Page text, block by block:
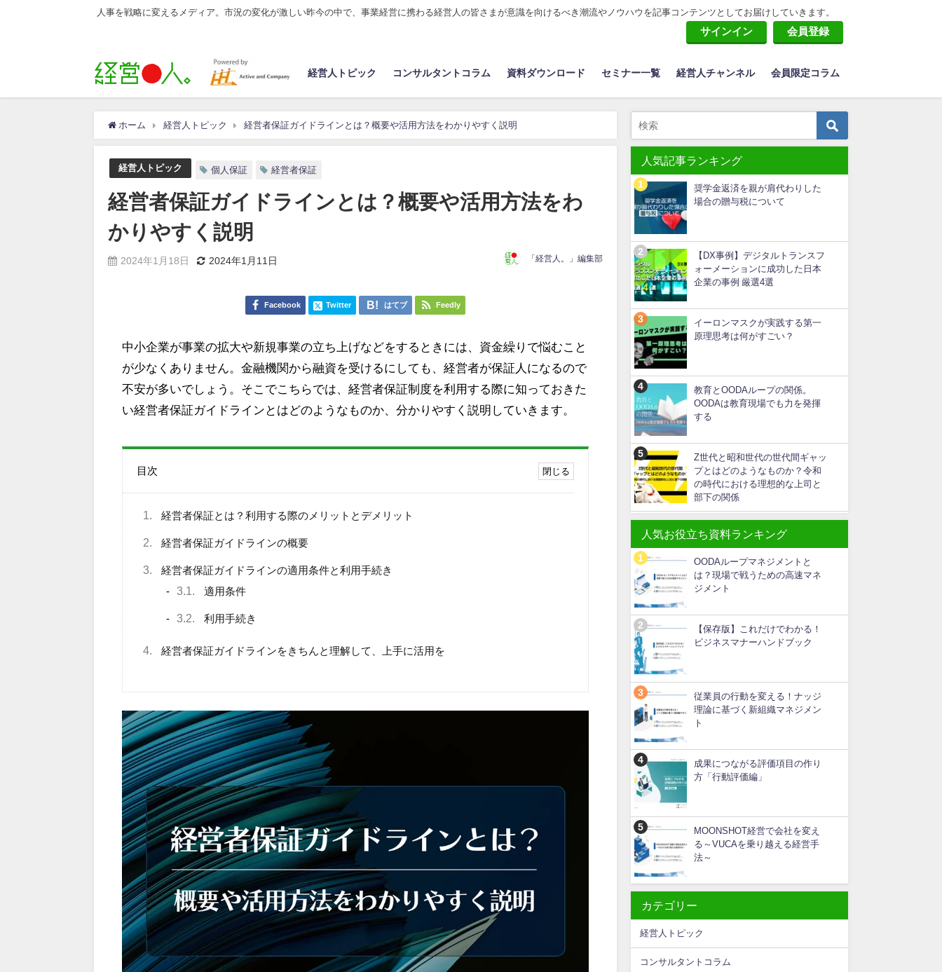
人事を戦略に変えるメディア。市況の変化が激しい昨今の中で、事業経営に携わる経営人の皆さまが意識を向けるべき潮流やノウハウを記事コンテンツとしてお届けしていきます。
サインイン 会員登録
経営人トピック コンサルタントコラム 資料ダウンロード セミナー一覧 経営人チャンネル 会員限定コラム
ホーム 経営人トピック 経営者保証ガイドラインとは？概要や活用方法をわかりやすく説明
経営人トピック 個人保証 経営者保証
経営者保証ガイドラインとは？概要や活用方法をわ
かりやすく説明
2024年1月18日 2024年1月11日 「経営人。」編集部
Facebook Twitter はてブ Feedly
中小企業が事業の拡大や新規事業の立ち上げなどをするときには、資金繰りで悩むこと
が少なくありません。金融機関から融資を受けるにしても、経営者が保証人になるので
不安が多いでしょう。そこでこちらでは、経営者保証制度を利用する際に知っておきた
い経営者保証ガイドラインとはどのようなものか、分かりやすく説明していきます。
目次
1. 経営者保証とは？利用する際のメリットとデメリット
2. 経営者保証ガイドラインの概要
3. 経営者保証ガイドラインの適用条件と利用手続き
3.1. 適用条件
3.2. 利用手続き
4. 経営者保証ガイドラインをきちんと理解して、上手に活用を
人気記事ランキング
奨学金返済を親が肩代わりした
場合の贈与税について
【DX事例】デジタルトランスフ
ォーメーションに成功した日本
企業の事例 厳選4選
イーロンマスクが実践する第一
原理思考は何がすごい？
教育とOODAループの関係。
OODAは教育現場でも力を発揮
する
Z世代と昭和世代の世代間ギャッ
プとはどのようなものか？令和
の時代における理想的な上司と
部下の関係
人気お役立ち資料ランキング
OODAループマネジメントと
は？現場で戦うための高速マネ
ジメント
【保存版】これだけでわかる！
ビジネスマナーハンドブック
従業員の行動を変える！ナッジ
理論に基づく新組織マネジメン
ト
成果につながる評価項目の作り
方「行動評価編」
MOONSHOT経営で会社を変え
る～VUCAを乗り越える経営手
法～
カテゴリー
経営人トピック
コンサルタントコラム